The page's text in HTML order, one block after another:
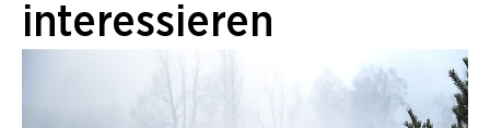
interessieren